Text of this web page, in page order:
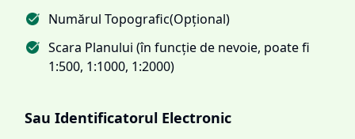
Numărul Topografic(Opțional)
Scara Planului (în funcție de nevoie, poate fi
1:500, 1:1000, 1:2000)
Sau Identificatorul Electronic